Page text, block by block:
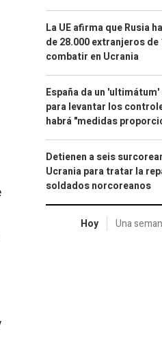
La UE afirma que Rusia
de 28.000 extranjeros de
combatir en Ucrania
España da un
para levantar los
habrá "medidas
Detienen a seis
Ucrania para tratar la
soldados norcoreanos
Hoy Una